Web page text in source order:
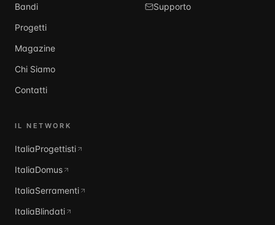
Bandi
Progetti
Magazine
Chi Siamo
Contatti
Supporto
IL NETWORK
ItaliaProgettisti
ItaliaDomus
ItaliaSerramenti
ItaliaBlindati